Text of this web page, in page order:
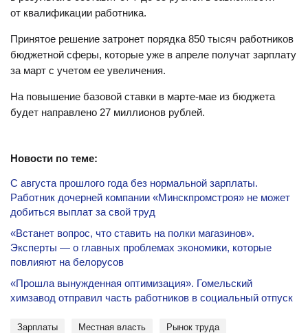
от квалификации работника.
Принятое решение затронет порядка 850 тысяч работников
бюджетной сферы, которые уже в апреле получат зарплату
за март с учетом ее увеличения.
На повышение базовой ставки в марте-мае из бюджета
будет направлено 27 миллионов рублей.
Новости по теме:
С августа прошлого года без нормальной зарплаты.
Работник дочерней компании «Минскпромстроя» не может
добиться выплат за свой труд
«Встанет вопрос, что ставить на полки магазинов».
Эксперты — о главных проблемах экономики, которые
повлияют на белорусов
«Прошла вынужденная оптимизация». Гомельский
химзавод отправил часть работников в социальный отпуск
Зарплаты местная власть рынок труда